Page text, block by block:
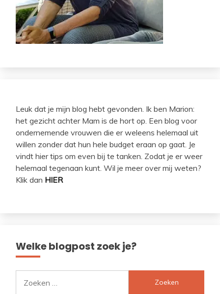
Leuk dat je mijn blog hebt gevonden. Ik ben Marion:
het gezicht achter Mam is de hort op. Een blog voor
ondernemende vrouwen die er weleens helemaal uit
willen zonder dat hun hele budget eraan op gaat. Je
vindt hier tips om even bij te tanken. Zodat je er weer
helemaal tegenaan kunt. Wil je meer over mij weten?
Klik dan HIER
Welke blogpost zoek je?
naar: